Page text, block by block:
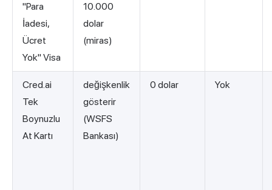
"Para
İadesi,
Ücret
Yok" Visa
10.000
dolar
(miras)
Cred.ai
Tek
Boynuzlu
At Kartı
değişkenlik
gösterir
(WSFS
Bankası)
0 dolar Yok